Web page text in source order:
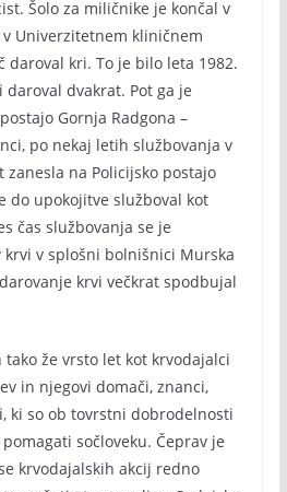
Šolo za miličnike je končal v
Univerzitetnem kliničnem
kri. To je bilo leta 1982.
dvakrat. Pot ga je
Gornja Radgona –
po nekaj letih službovanja v
zanesla na Policijsko postajo
do upokojitve služboval kot
čas službovanja se je
krvi v splošni bolnišnici Murska
krvi večkrat spodbujal
že vrsto let kot krvodajalci
in njegovi domači, znanci,
ki so ob tovrstni dobrodelnosti
sočloveku. Čeprav je
krvodajalskih akcij redno